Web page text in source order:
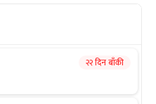
२२ दिन बाँकी